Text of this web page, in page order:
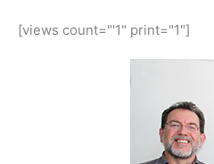
[views count="'1" print="1"]